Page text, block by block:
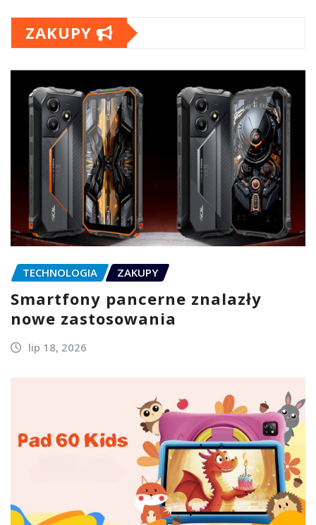
ZAKUPY
TECHNOLOGIA ZAKUPY
Smartfony pancerne znalazły
nowe zastosowania
lip 18, 2026